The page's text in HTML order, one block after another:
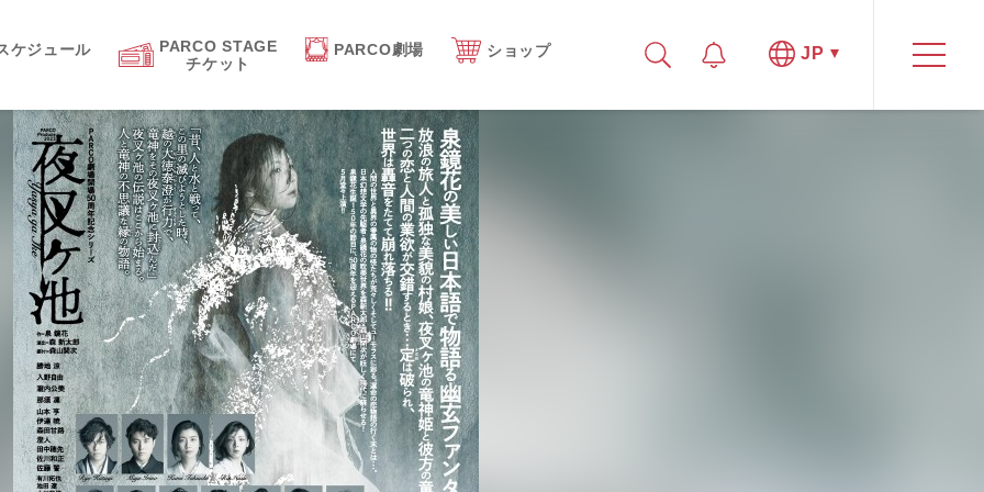
ケジュール
PARCO STAGE
チケット
PARCO劇場 ショップ JP